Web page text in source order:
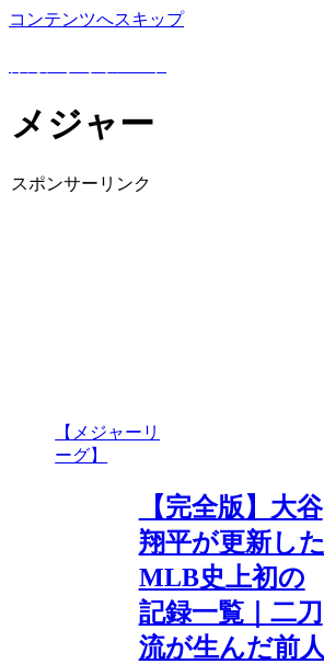
コンテンツへスキップ
メジャー
スポンサーリンク
【メジャーリ
ーグ】
【完全版】大谷
翔平が更新した
MLB史上初の
記録一覧｜二刀
流が生んだ前人